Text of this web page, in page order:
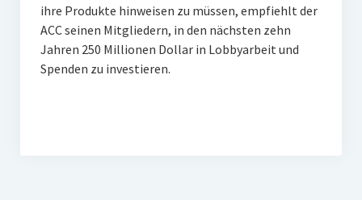
ihre Produkte hinweisen zu müssen, empfiehlt der
ACC seinen Mitgliedern, in den nächsten zehn
Jahren 250 Millionen Dollar in Lobbyarbeit und
Spenden zu investieren.